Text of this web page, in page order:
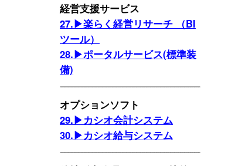
経営支援サービス
27.▶楽らく経営リサーチ （BI
ツール）
28.▶ポータルサービス(標準装
備)
オプションソフト
29.▶カシオ会計システム
30.▶カシオ給与システム